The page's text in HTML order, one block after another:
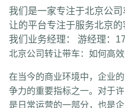
车牌转让知识
联系我们
我们是一家专注于北京公
让的平台专注于服务北京
我们业务经理： 游经理：
北京公司转让带车：如何高
在当今的商业环境中，企业
争力的重要指标之一。对于
是日常运营的一部分，也是